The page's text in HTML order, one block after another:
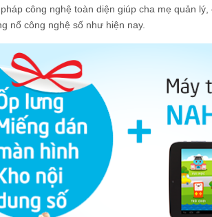
công nghệ toàn diện giúp cha mẹ quản
nổ công nghệ số như hiện nay.